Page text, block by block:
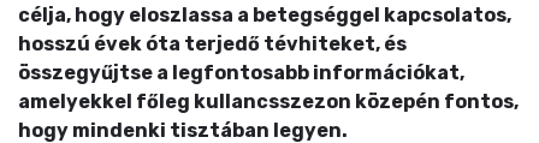
célja, hogy eloszlassa a betegséggel kapcsolatos,
hosszú évek óta terjedő tévhiteket, és
összegyűjtse a legfontosabb információkat,
amelyekkel főleg kullancsszezon közepén fontos,
hogy mindenki tisztában legyen.